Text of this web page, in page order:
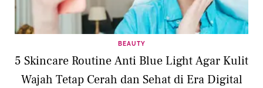
BEAUTY
5 Skincare Routine Anti Blue Light Agar Kulit
Wajah Tetap Cerah dan Sehat di Era Digital